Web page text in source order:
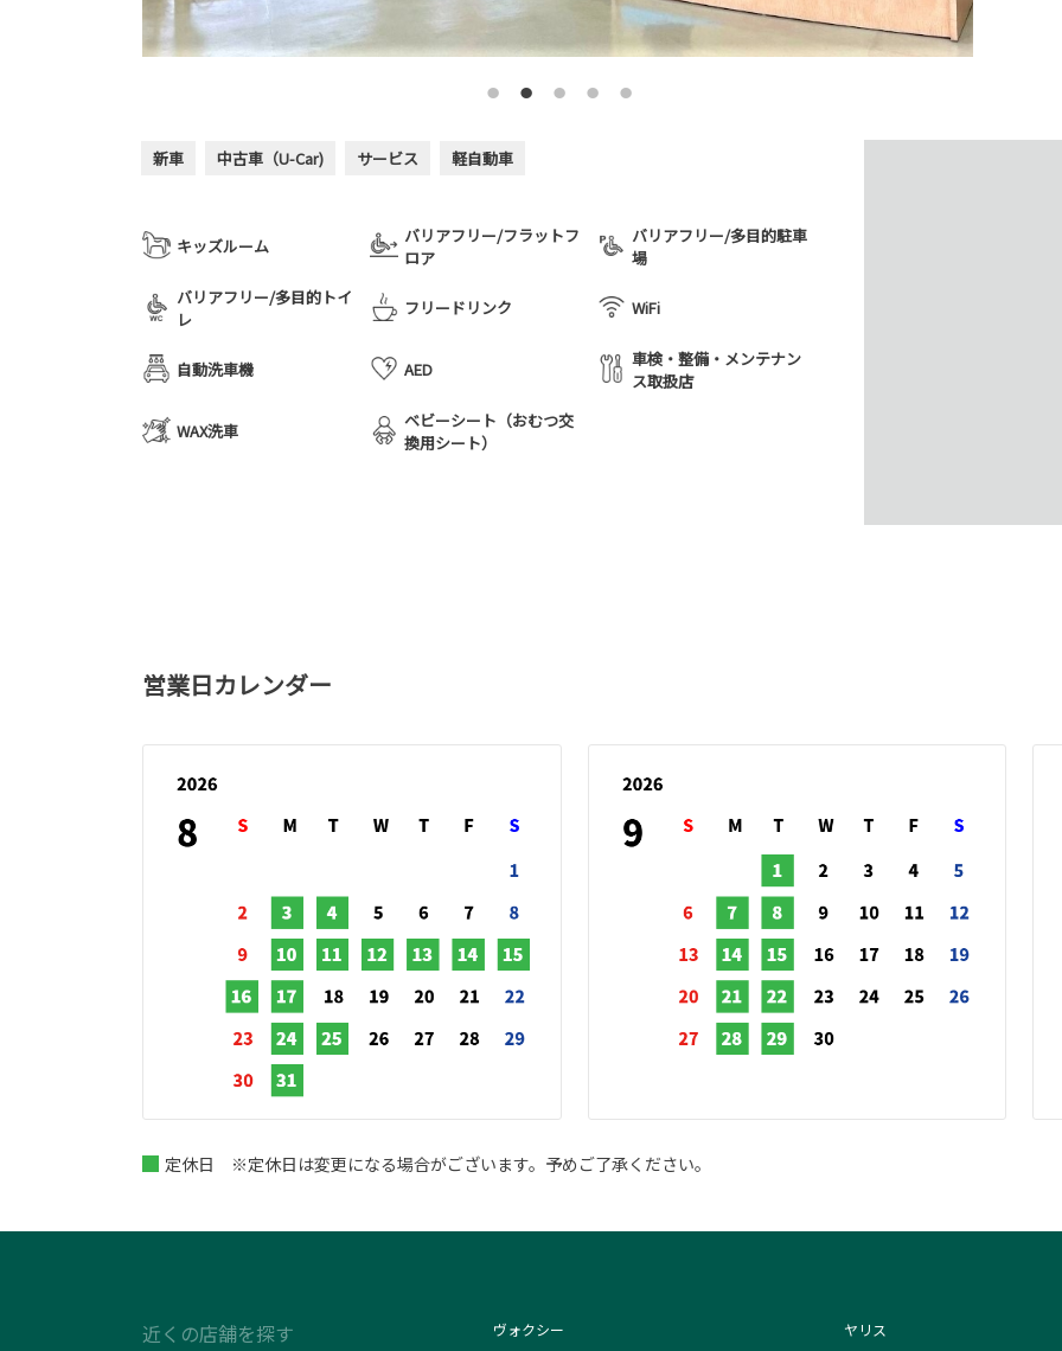
新車 中古車（U-Car) サービス 軽自動車
キッズルーム
バリアフリー/フラットフ
ロア
バリアフリー/多目的駐車
場
バリアフリー/多目的トイ
レ
フリードリンク WiFi
自動洗車機 AED
車検・整備・メンテナン
ス取扱店
WAX洗車
ベビーシート（おむつ交
換用シート）
営業日カレンダー
定休日 ※定休日は変更になる場合がございます。予めご了承ください。
近くの店舗を探す
ヴォクシー
ヤリス